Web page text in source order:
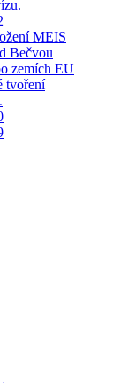
MEIS
Bečvou
zemích EU
tvoření